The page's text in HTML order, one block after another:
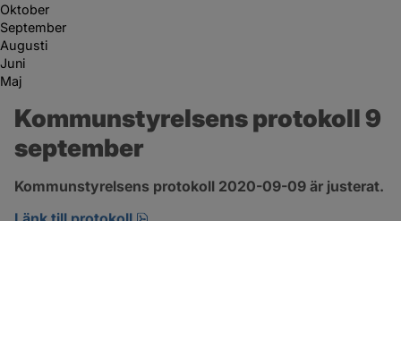
Oktober
September
Augusti
Juni
Maj
Kommunstyrelsens protokoll 9
september
Kommunstyrelsens protokoll 2020-09-09 är justerat.
Länk till protokoll
pdf, 421.6 kB, öppnas i nytt fönster.